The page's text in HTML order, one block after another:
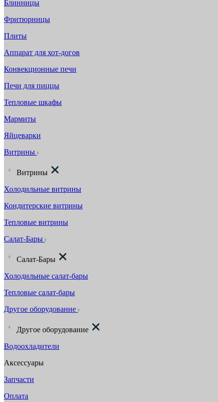
Блинницы
Фритюрницы
Плиты
Аппарат для хот-догов
Конвекционные печи
Печи для пиццы
Тепловые шкафы
Мармиты
Яйцеварки
Витрины
Витрины
Холодильные витрины
Кондитерские витрины
Тепловые витрины
Салат-Бары
Салат-Бары
Холодильные салат-бары
Тепловые салат-бары
Другое оборудование
Другое оборудование
Водоохладители
Аксессуары
Запчасти
Оплата